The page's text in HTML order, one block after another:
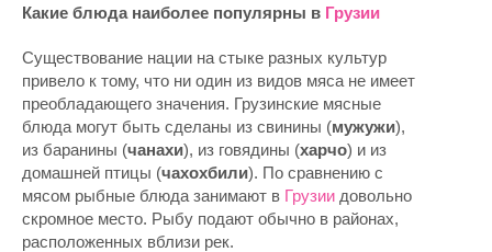
Какие блюда наиболее популярны в Грузии
Существование нации на стыке разных культур
привело к тому, что ни один из видов мяса не имеет
преобладающего значения. Грузинские мясные
блюда могут быть сделаны из свинины (мужужи),
из баранины (чанахи), из говядины (харчо) и из
домашней птицы (чахохбили). По сравнению с
мясом рыбные блюда занимают в Грузии довольно
скромное место. Рыбу подают обычно в районах,
расположенных вблизи рек.